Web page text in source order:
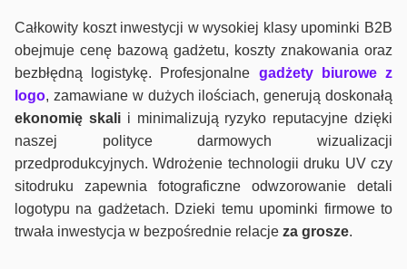
Całkowity koszt inwestycji w wysokiej klasy upominki B2B
obejmuje cenę bazową gadżetu, koszty znakowania oraz
bezbłędną logistykę. Profesjonalne gadżety biurowe z
logo, zamawiane w dużych ilościach, generują doskonałą
ekonomię skalii minimalizują ryzyko reputacyjne dzięki
naszej polityce darmowych wizualizacji
przedprodukcyjnych. Wdrożenie technologii druku UV czy
sitodruku zapewnia fotograficzne odwzorowanie detali
logotypu na gadżetach. Dzieki temu upominki firmowe to
trwała inwestycja w bezpośrednie relacje za grosze.